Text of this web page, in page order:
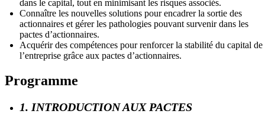
dans le capital, tout en minimisant les risques associés.
Connaître les nouvelles solutions pour encadrer la sortie des
actionnaires et gérer les pathologies pouvant survenir dans les
pactes d’actionnaires.
Acquérir des compétences pour renforcer la stabilité du capital de
l’entreprise grâce aux pactes d’actionnaires.
Programme
1. INTRODUCTION AUX PACTES